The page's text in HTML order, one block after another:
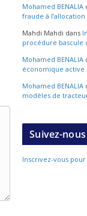
Mohamed BENALIA
fraude à
Mahdi Mahdi dans
procédure bascule
Mohamed BENALIA
économique active
Mohamed BENALIA
modèles de
Suivez-nous
Inscrivez-vous